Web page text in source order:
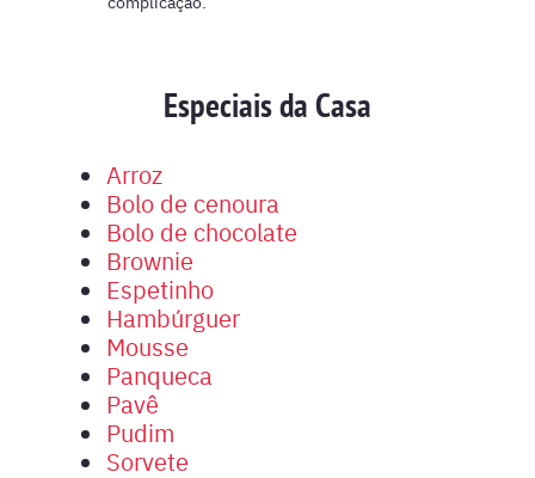
Especiais da Casa
Arroz
Bolo de cenoura
Bolo de chocolate
Brownie
Espetinho
Hambúrguer
Mousse
Panqueca
Pavê
Pudim
Sorvete